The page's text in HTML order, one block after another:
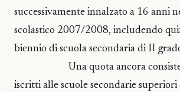
successivamente innalzato a 16 anni
scolastico 2007/2008, includendo
biennio di scuola secondaria di II
Una quota ancora
iscritti alle scuole secondarie superiori